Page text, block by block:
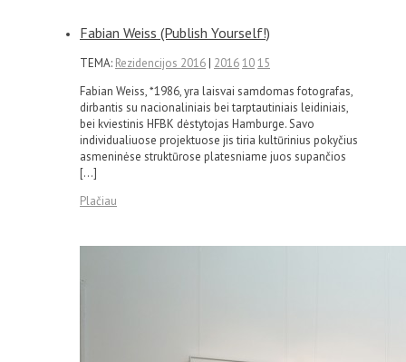
Fabian Weiss (Publish Yourself!)
TEMA: Rezidencijos 2016| 20161015
Fabian Weiss, *1986, yra laisvai samdomas fotografas,
dirbantis su nacionaliniais bei tarptautiniais leidiniais,
bei kviestinis HFBK dėstytojas Hamburge. Savo
individualiuose projektuose jis tiria kultūrinius pokyčius
asmeninėse struktūrose platesniame juos supančios
[…]
Plačiau